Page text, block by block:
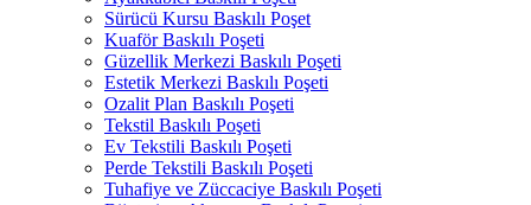
Sürücü Kursu Baskılı Poşet
Kuaför Baskılı Poşeti
Güzellik Merkezi Baskılı Poşeti
Estetik Merkezi Baskılı Poşeti
Ozalit Plan Baskılı Poşeti
Tekstil Baskılı Poşeti
Ev Tekstili Baskılı Poşeti
Perde Tekstili Baskılı Poşeti
Tuhafiye ve Züccaciye Baskılı Poşeti